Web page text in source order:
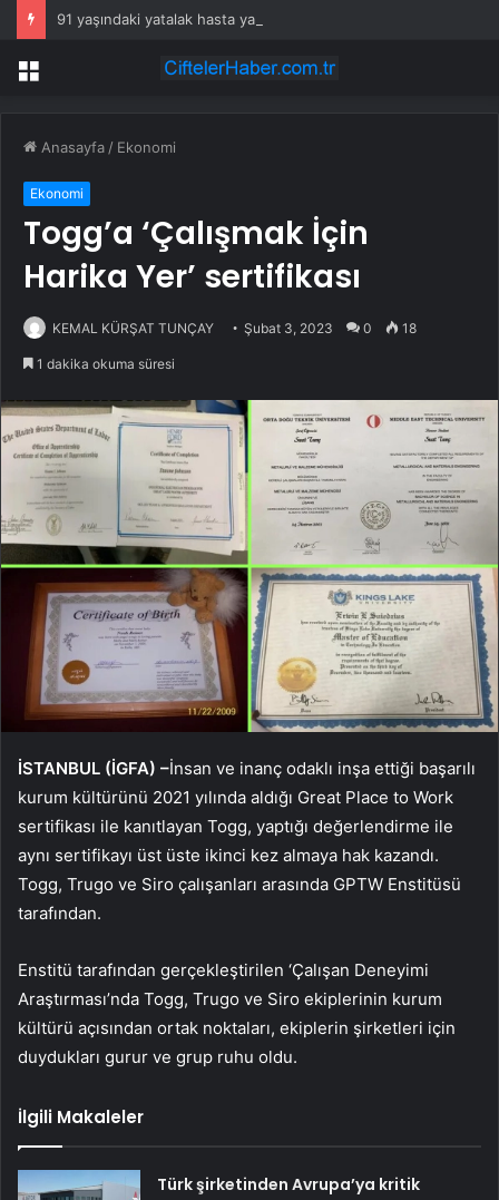
91 yaşındaki yatalak hasta yangında hayatını kaybetti
Menü
Anasayfa / Ekonomi
Ekonomi
Togg’a ‘Çalışmak İçin
Harika Yer’ sertifikası
KEMAL KÜRŞAT TUNÇAY Şubat 3, 2023 0 18
1 dakika okuma süresi
İSTANBUL (İGFA) –İnsan ve inanç odaklı inşa ettiği başarılı
kurum kültürünü 2021 yılında aldığı Great Place to Work
sertifikası ile kanıtlayan Togg, yaptığı değerlendirme ile
aynı sertifikayı üst üste ikinci kez almaya hak kazandı.
Togg, Trugo ve Siro çalışanları arasında GPTW Enstitüsü
tarafından.
Enstitü tarafından gerçekleştirilen ‘Çalışan Deneyimi
Araştırması’nda Togg, Trugo ve Siro ekiplerinin kurum
kültürü açısından ortak noktaları, ekiplerin şirketleri için
duydukları gurur ve grup ruhu oldu.
İlgili Makaleler
Türk şirketinden Avrupa’ya kritik